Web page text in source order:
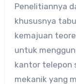
Penelitiannya
khususnya
kemajuan
untuk
kantor telepon
mekanik yang